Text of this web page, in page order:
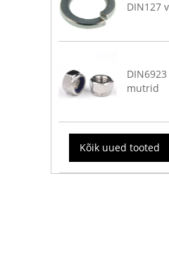
DIN127
mutrid
Kõik uued tooted